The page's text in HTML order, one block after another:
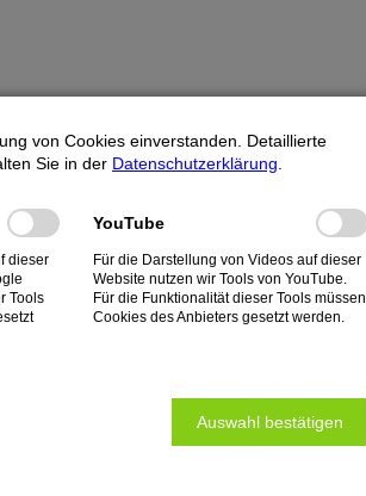
von Cookies einverstanden. Detaillierte
Sie in der Datenschutzerklärung.
dieser
Tools
YouTube
Für die Darstellung von Videos auf dieser
Website nutzen wir Tools von YouTube.
Für die Funktionalität dieser Tools müssen
Cookies des Anbieters gesetzt werden.
Auswahl bestätigen